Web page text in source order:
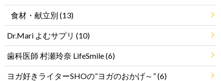
食材・献立別 (13)
Dr.Mari よむサプリ (10)
歯科医師 村瀬玲奈 LifeSmile(6)
ヨガ好きライターSHOの”ヨガのおかげ～”(6)